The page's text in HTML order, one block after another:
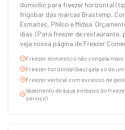
domicílio para freezer horizontal
frigobar das marcas Brastemp,
Esmaltec, Philco e Midea.
dias. (Para freezer de restaurante,
veja nossa página de Freezer
Freezer doméstico não congela mais
Freezer horizontal (baú) gela só de
Freezer vertical com excesso de
Vazamento de água embaixo do
serviço)